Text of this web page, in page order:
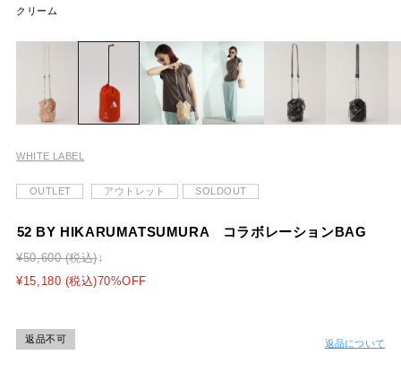
クリーム
WHITE LABEL
OUTLET アウトレット SOLDOUT
52 BY HIKARUMATSUMURA コラボレーションBAG
¥50,600 (税込)
¥15,180 (税込)70%OFF
返品不可 返品について